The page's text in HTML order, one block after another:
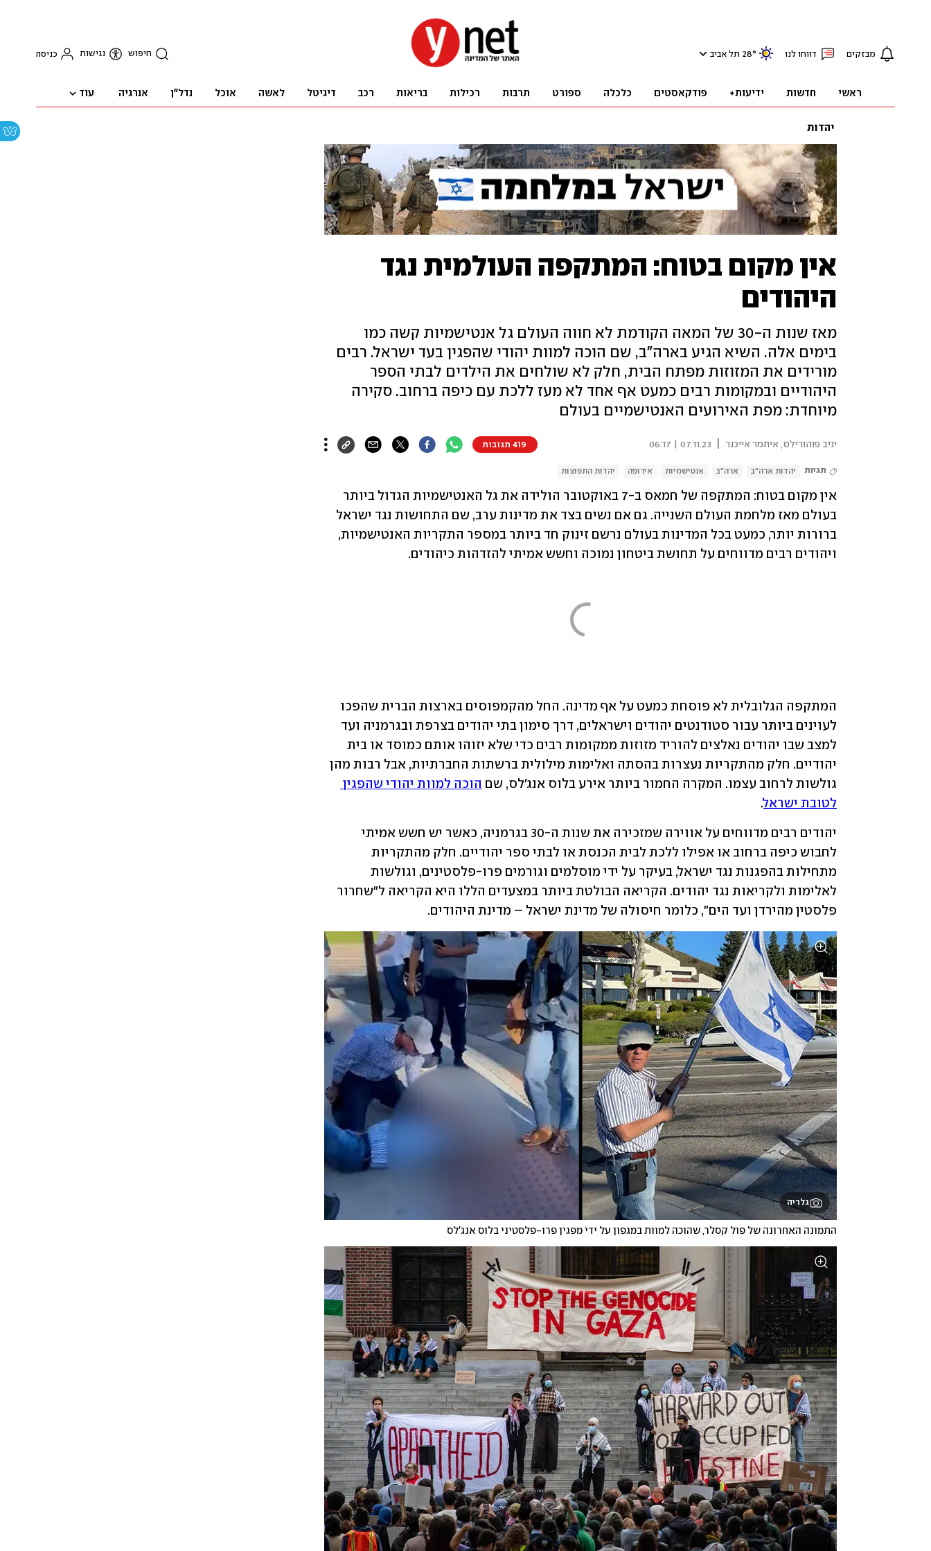
מבזקים דווחו לנו 28° תל אביב חיפוש נגישות כניסה
ראשי חדשות ידיעות+ פודקאסטים כלכלה ספורט תרבות רכילות בריאות רכב דיגיטל לאשה אוכל נדל"ן אנרגיה עוד
יהדות
אין מקום בטוח: המתקפה העולמית נגד
היהודים
מאז שנות ה-30 של המאה הקודמת לא חווה העולם גל אנטישמיות קשה כמו
בימים אלה. השיא הגיע בארה"ב, שם הוכה למוות יהודי שהפגין בעד ישראל. רבים
מורידים את המזוזות מפתח הבית, חלק לא שולחים את הילדים לבתי הספר
היהודיים ובמקומות רבים כמעט אף אחד לא מעז ללכת עם כיפה ברחוב. סקירה
מיוחדת: מפת האירועים האנטישמיים בעולם
יניב פוהורילס איתמר אייכנר 07.11.23 | 06:17 419 תגובות
תגיות יהדות ארה"ב ארה"ב אנטישמיות אירופה יהדות התפוצות
ויהודים רבים מדווחים על תחושת ביטחון נמוכה וחשש אמיתי להזדהות כיהודים.
גולשות לרחוב עצמו. המקרה החמור ביותר אירע בלוס אנג'לס, שם
לטובת ישראל.
פלסטין מהירדן ועד הים", כלומר חיסולה של מדינת ישראל – מדינת היהודים.
גלריה
התמונה האחרונה של פול קסלר, שהוכה למוות במגפון על ידי מפגין פרו-פלסטיני בלוס אנג'לס